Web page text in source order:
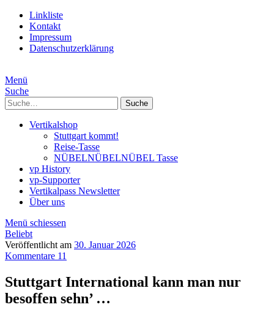
Linkliste
Kontakt
Impressum
Datenschutzerklärung
Menü
Suche
Suche
Vertikalshop
Stuttgart kommt!
Reise-Tasse
NÜBELNÜBELNÜBEL Tasse
vp History
vp-Supporter
Vertikalpass Newsletter
Über uns
Menü schiessen
Beliebt
Veröffentlicht am 30. Januar 2026
Kommentare 11
Stuttgart International kann man nur
besoffen sehn’ …